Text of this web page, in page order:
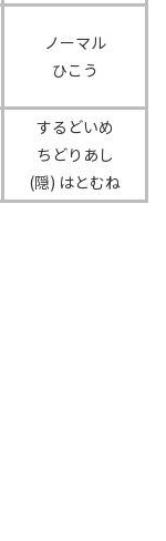
ノーマル
ひこう
するどいめ
ちどりあし
(隠) はとむね